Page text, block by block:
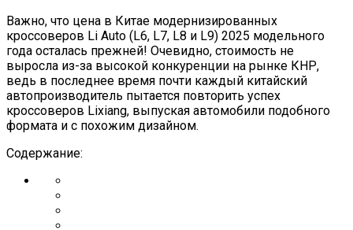
Важно, что цена в Китае модернизированных
кроссоверов Li Auto (L6, L7, L8 и L9) 2025 модельного
года осталась прежней! Очевидно, стоимость не
выросла из-за высокой конкуренции на рынке КНР,
ведь в последнее время почти каждый китайский
автопроизводитель пытается повторить успех
кроссоверов Lixiang, выпуская автомобили подобного
формата и с похожим дизайном.
Содержание: